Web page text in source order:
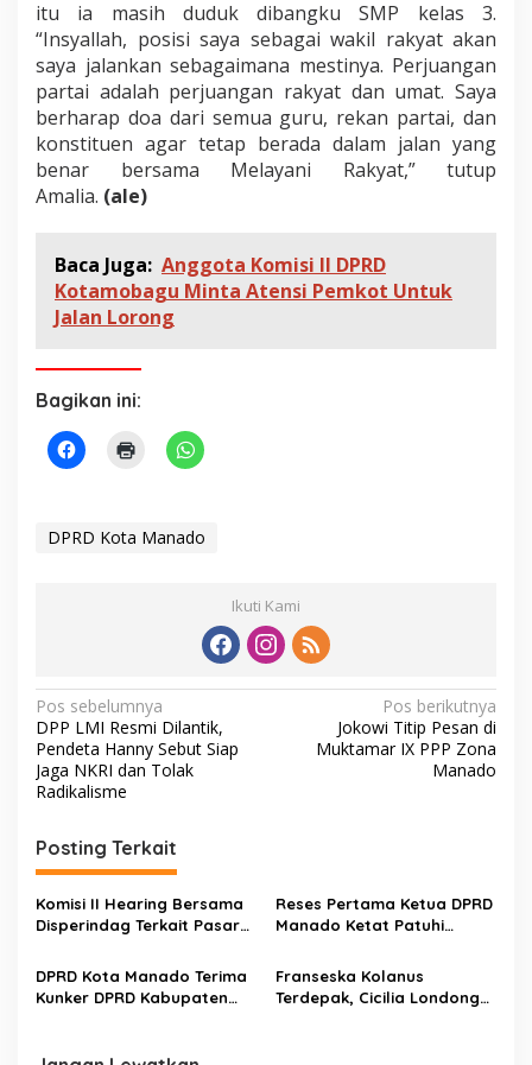
k
a
n
S
y
a
r
d
i
n
S
itu ia masih duduk dibangku SMP kelas 3.
“Insyallah, posisi saya sebagai wakil rakyat akan
saya jalankan sebagaimana mestinya. Perjuangan
partai adalah perjuangan rakyat dan umat. Saya
berharap doa dari semua guru, rekan partai, dan
konstituen agar tetap berada dalam jalan yang
benar bersama Melayani Rakyat,” tutup
Amalia. (ale)
Baca Juga: Anggota Komisi II DPRD
Kotamobagu Minta Atensi Pemkot Untuk
Jalan Lorong
Bagikan ini:
DPRD Kota Manado
Ikuti Kami
N
a
v
g
a
s
p
o
Pos sebelumnya
DPP LMI Resmi Dilantik,
Pendeta Hanny Sebut Siap
Jaga NKRI dan Tolak
Radikalisme
Pos berikutnya
Jokowi Titip Pesan di
Muktamar IX PPP Zona
Manado
Posting Terkait
Komisi II Hearing Bersama
Disperindag Terkait Pasar
Reses Pertama Ketua DPRD
Manado Ketat Patuhi
DPRD Kota Manado Terima
Kunker DPRD Kabupaten
Franseska Kolanus
Terdepak, Cicilia Londong